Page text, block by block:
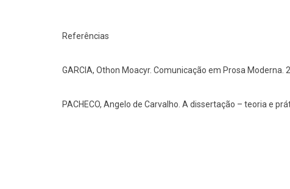
Referências
GARCIA, Othon Moacyr. Comunicação em Prosa Moderna.
PACHECO, Angelo de Carvalho. A dissertação – teoria e